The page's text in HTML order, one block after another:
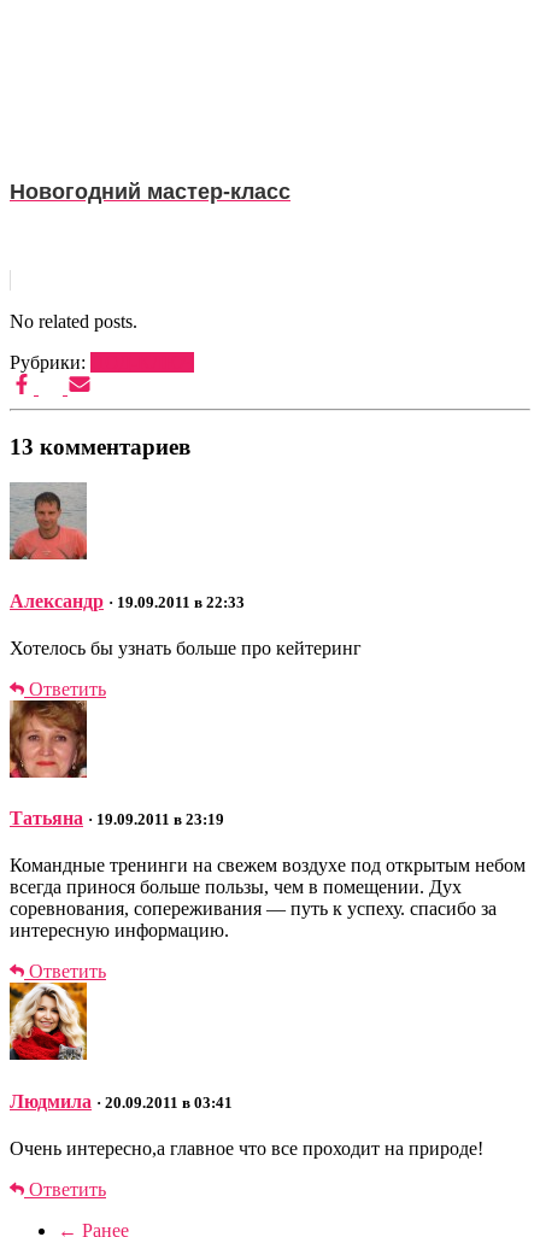
Новогодний мастер-класс
No related posts.
Рубрики:
13 комментариев
Александр · 19.09.2011 в 22:33
Хотелось бы узнать больше про кейтеринг
Ответить
Татьяна · 19.09.2011 в 23:19
Командные тренинги на свежем воздухе под открытым небом
всегда принося больше пользы, чем в помещении. Дух
соревнования, сопереживания — путь к успеху. спасибо за
интересную информацию.
Ответить
Людмила · 20.09.2011 в 03:41
Очень интересно,а главное что все проходит на природе!
Ответить
← Ранее